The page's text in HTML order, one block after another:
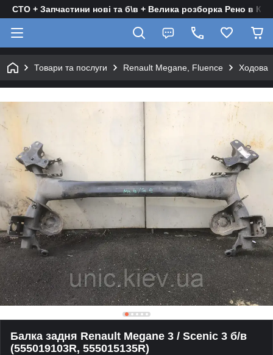
СТО + Запчастини нові та б\в + Велика розборка Рено в
Товари та послуги Renault Megane, Fluence Ходова
Балка задня Renault Megane 3 / Scenic 3 б/в
(555019103R, 555015135R)